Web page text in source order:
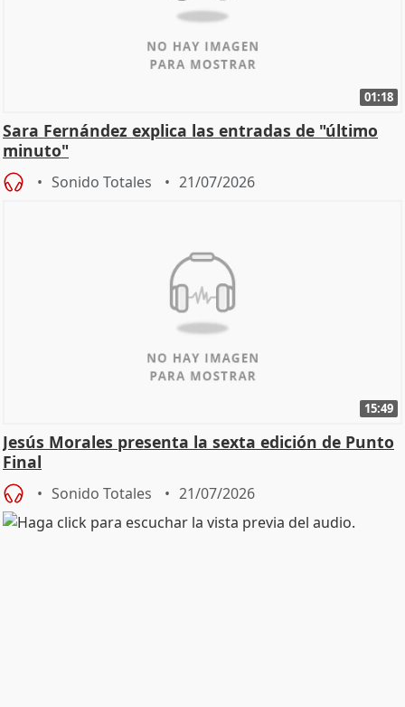
01:18
Sara Fernández explica las entradas de "último
minuto"
Sonido Totales 21/07/2026
15:49
Jesús Morales presenta la sexta edición de Punto
Final
Sonido Totales 21/07/2026